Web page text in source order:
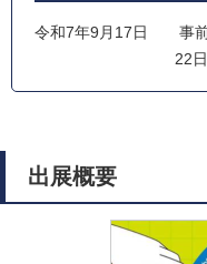
令和7年9月17日
事
22
出展概要